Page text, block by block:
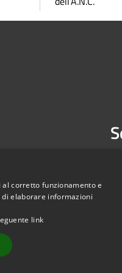
© 2026 • Comune di Melzo -
corretto funzionamento e
di elaborare informazioni
link